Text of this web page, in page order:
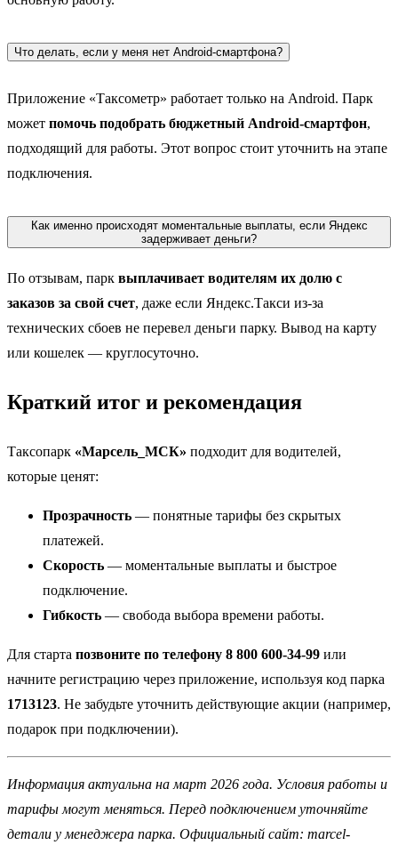
Что делать, если у меня нет Android-смартфона?
Приложение «Таксометр» работает только на Android. Парк
может помочь подобрать бюджетный Android-смартфон,
подходящий для работы. Этот вопрос стоит уточнить на этапе
подключения.
Как именно происходят моментальные выплаты, если Яндекс
задерживает деньги?
По отзывам, парк выплачивает водителям их долю с
заказов за свой счет, даже если Яндекс.Такси из-за
технических сбоев не перевел деньги парку. Вывод на карту
или кошелек — круглосуточно.
Краткий итог и рекомендация
Таксопарк «Марсель_МСК» подходит для водителей,
которые ценят:
Прозрачность — понятные тарифы без скрытых
платежей.
Скорость — моментальные выплаты и быстрое
подключение.
Гибкость — свобода выбора времени работы.
Для старта позвоните по телефону 8 800 600-34-99 или
начните регистрацию через приложение, используя код парка
1713123. Не забудьте уточнить действующие акции (например,
подарок при подключении).
Информация актуальна на март 2026 года. Условия работы и
тарифы могут меняться. Перед подключением уточняйте
детали у менеджера парка. Официальный сайт: marcel-